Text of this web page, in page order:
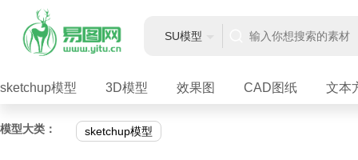
SU模型
sketchup模型 3D模型 效果图 CAD图纸 文本
模型大类： sketchup模型